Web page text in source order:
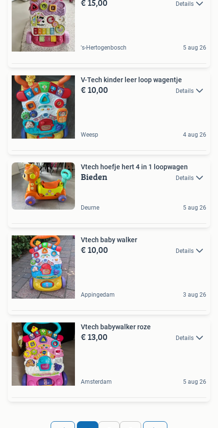
Details
's-Hertogenbosch 5 aug 26
V-Tech kinder leer loop wagentje
€ 10,00 Details
Weesp 4 aug 26
Vtech hoefje hert 4 in 1 loopwagen
Bieden Details
Deurne 5 aug 26
Vtech baby walker
€ 10,00 Details
Appingedam 3 aug 26
Vtech babywalker roze
€ 13,00 Details
Amsterdam 5 aug 26